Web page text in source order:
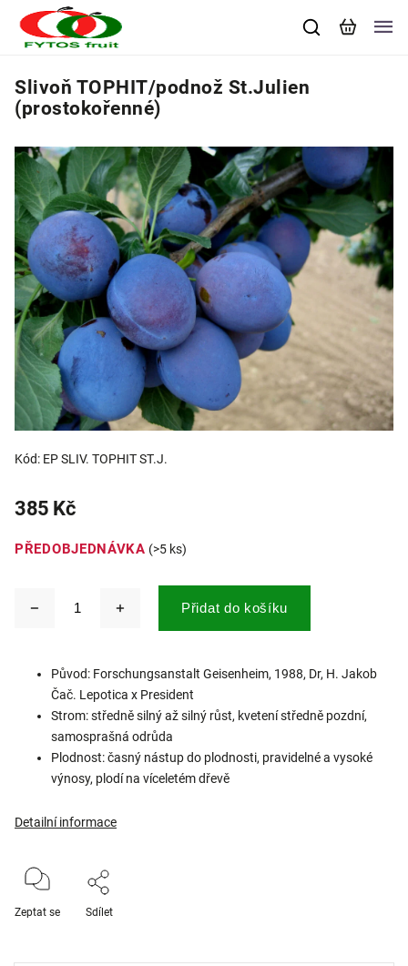
Slivoň TOPHIT/podnož St.Julien
(prostokořenné)
Kód: EP SLIV. TOPHIT ST.J.
385 Kč
PŘEDOBJEDNÁVKA (>5 ks)
Přidat do košíku
Původ: Forschungsanstalt Geisenheim, 1988, Dr, H. Jakob
Čač. Lepotica x President
Strom: středně silný až silný růst, kvetení středně pozdní,
samosprašná odrůda
Plodnost: časný nástup do plodnosti, pravidelné a vysoké
výnosy, plodí na víceletém dřevě
Detailní informace
Zeptat se Sdílet